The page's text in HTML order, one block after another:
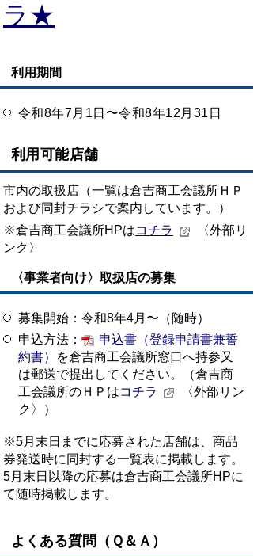
ラ★
利用期間
令和8年7月1日〜令和8年12月31日
利用可能店舗
市内の取扱店（一覧は倉吉商工会議所ＨＰ
および同封チラシで案内しています。）
※倉吉商工会議所HPはコチラ
〈外部リ
ンク〉
〈事業者向け〉 取扱店の募集
募集開始：令和8年4月〜（随時）
申込方法：
申込書（登録申請書兼誓
約書）
を倉吉商工会議所窓口へ持参又
は郵送で提出してください。（倉吉商
工会議所のＨＰはコチラ
〈外部リン
ク〉）
※5月末日までに応募された店舗は、商品
券発送時に同封する一覧表に掲載します。
5月末日以降の応募は倉吉商工会議所HPに
て随時掲載します。
よくある質問（Ｑ＆Ａ）